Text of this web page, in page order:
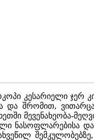
კესარიელი ჯერ
და შრომით,
მევენახეობა-
ნასოფლარებისა და
შემკულობებზე,